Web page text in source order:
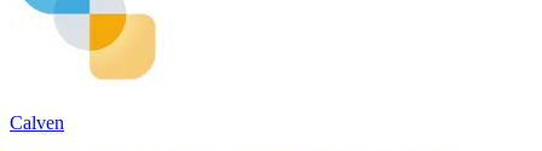
Calven